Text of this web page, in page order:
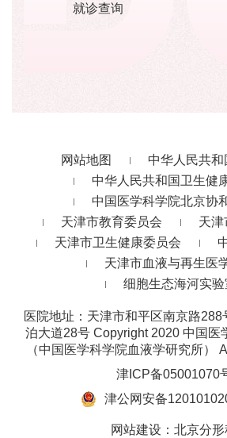
就诊查询
网站地图
中华人民共
中华人民共和国卫生健
中国医学科学院北京协
天津市教育委员会
天津
天津市卫生健康委员会
天津市血液与再生医
细胞生态海河实验
医院地址：天津市和平区南京路288
泊大道28号 Copyright 2020 中国医
（中国医学科学院血液学研究所）
津ICP备05001070
津公网安备
网站建设 ： 北京分形